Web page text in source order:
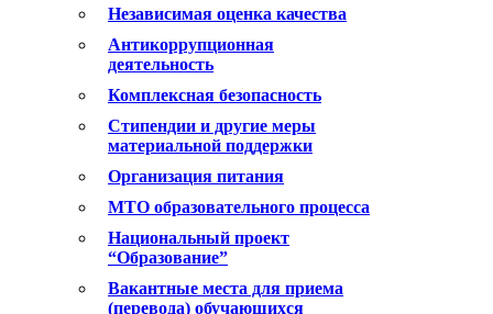
Независимая оценка качества
Антикоррупционная
деятельность
Комплексная безопасность
Стипендии и другие меры
материальной поддержки
Организация питания
МТО образовательного процесса
Национальный проект
“Образование”
Вакантные места для приема
(перевода) обучающихся